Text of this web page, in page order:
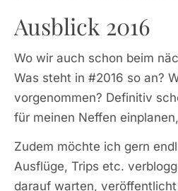
Ausblick 2016
Wo wir auch schon beim
Was steht in #2016 so an?
vorgenommen? Definitiv
für meinen Neffen
Zudem möchte ich gern
Ausflüge, Trips etc.
darauf warten,